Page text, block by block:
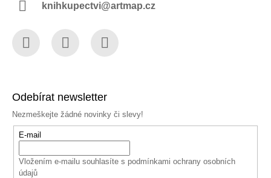
knihkupectvi@artmap.cz
Odebírat newsletter
Nezmeškejte žádné novinky či slevy!
E-mail
Vložením e-mailu souhlasíte s podmínkami ochrany osobních
údajů